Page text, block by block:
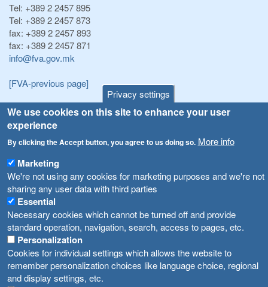
Privacy settings
We use cookies on this site to enhance your user
experience
By clicking the Accept button, you agree to us doing so. More info
Marketing
We're not using any cookies for marketing purposes and we're not
sharing any user data with third parties
Essential
Necessary cookies which cannot be turned off and provide
standard operation, navigation, search, access to pages, etc.
Personalization
Cookies for individual settings which allows the website to
remember personalization choices like language choice, regional
and display settings, etc.
Tel: +389 2 2457 895
Tel: +389 2 2457 873
fax: +389 2 2457 893
fax: +389 2 2457 871
info@fva.gov.mk
[FVA-previous page]
Announcements
Високите температури ризик од труење со храна, опасни се и за животните
Водата во Гостивар може да се користи како техничка, продолжува испораката на флаширана вода
Забраната за водата во Гостивар останува на сила, операторите да користат само технички безбедна вода
Navigation
Archive
Forms
Bans
Advertisements